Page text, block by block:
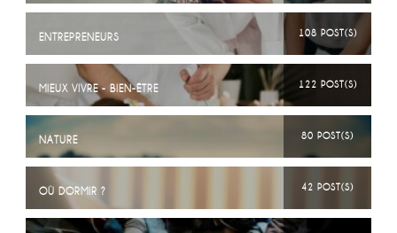
ENTREPRENEURS 108 POST(S)
MIEUX VIVRE - BIEN-ÊTRE 122 POST(S)
NATURE 80 POST(S)
OÙ DORMIR ? 42 POST(S)